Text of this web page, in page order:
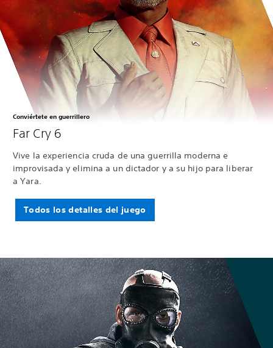
Conviértete en guerrillero
Far Cry 6
Vive la experiencia cruda de una guerrilla moderna e
improvisada y elimina a un dictador y a su hijo para liberar
a Yara.
Todos los detalles del juego